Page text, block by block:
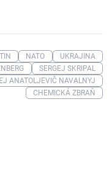
NATO
UKRAJINA
SERGEJ SKRIPAL
ANATOLJEVIČ NAVALNYJ
CHEMICKÁ ZBRAŇ